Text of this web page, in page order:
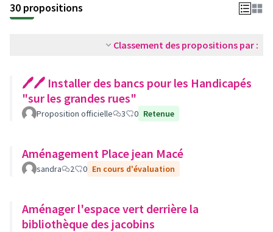
30 propositions
Classement des propositions par :
🖊🖊 Installer des bancs pour les Handicapés
"sur les grandes rues"
Proposition officielle 3 0 Retenue
Aménagement Place jean Macé
sandra 2 0 En cours d'évaluation
Aménager l'espace vert derrière la
bibliothèque des jacobins